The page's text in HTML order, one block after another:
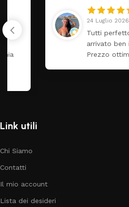
24 Luglio 2026
Tutti perfetto! Ho
arrivato ben imballato
Prezzo ottimi rispetto
Link utili
Chi Siamo
Contatti
Il mio account
Lista dei desideri